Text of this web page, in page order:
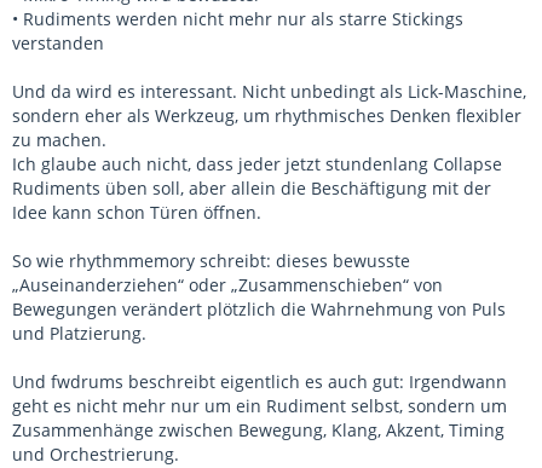
• Rudiments werden nicht mehr nur als starre Stickings
verstanden
Und da wird es interessant. Nicht unbedingt als Lick-Maschine,
sondern eher als Werkzeug, um rhythmisches Denken flexibler
zu machen.
Ich glaube auch nicht, dass jeder jetzt stundenlang Collapse
Rudiments üben soll, aber allein die Beschäftigung mit der
Idee kann schon Türen öffnen.
So wie rhythmmemory schreibt: dieses bewusste
„Auseinanderziehen“ oder „Zusammenschieben“ von
Bewegungen verändert plötzlich die Wahrnehmung von Puls
und Platzierung.
Und fwdrums beschreibt eigentlich es auch gut: Irgendwann
geht es nicht mehr nur um ein Rudiment selbst, sondern um
Zusammenhänge zwischen Bewegung, Klang, Akzent, Timing
und Orchestrierung.